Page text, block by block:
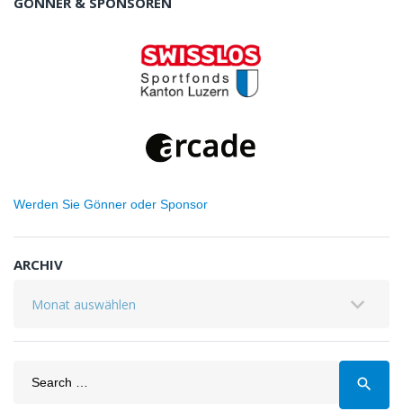
Werden Sie Gönner oder Sponsor
ARCHIV
search